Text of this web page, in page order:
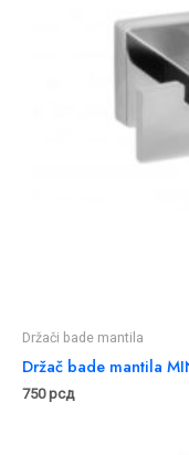
Držači bade mantila
Držač bade mantila
750рсд